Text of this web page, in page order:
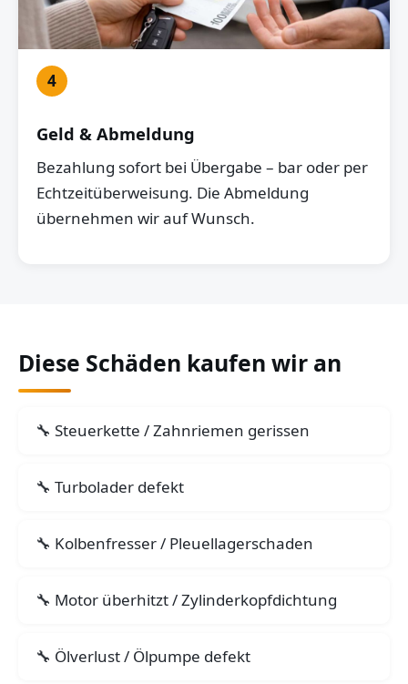
4
Geld & Abmeldung
Bezahlung sofort bei Übergabe – bar oder per
Echtzeitüberweisung. Die Abmeldung
übernehmen wir auf Wunsch.
Diese Schäden kaufen wir an
Steuerkette / Zahnriemen gerissen
Turbolader defekt
Kolbenfresser / Pleuellagerschaden
Motor überhitzt / Zylinderkopfdichtung
Ölverlust / Ölpumpe defekt